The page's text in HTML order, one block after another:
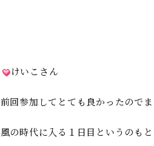
けいこさん
前回参加してとても良かったのでま
風の時代に入る１日目というのも